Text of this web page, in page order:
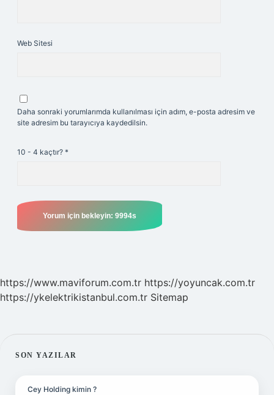
Web Sitesi
Daha sonraki yorumlarımda kullanılması için adım, e-posta adresim ve
site adresim bu tarayıcıya kaydedilsin.
10 - 4 kaçtır? *
https://www.maviforum.com.tr https://yoyuncak.com.tr
https://ykelektrikistanbul.com.tr Sitemap
SIDEBAR
SON YAZILAR
Cey Holding kimin ?